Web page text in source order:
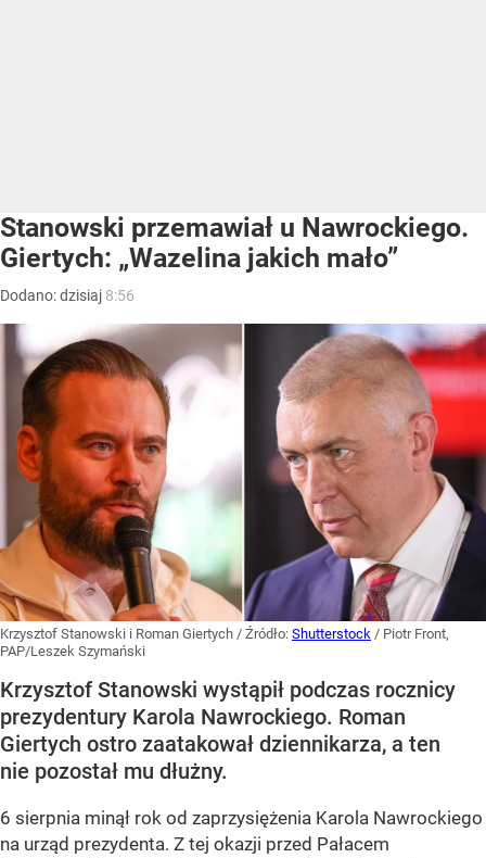
Stanowski przemawiał u Nawrockiego.
Giertych: „Wazelina jakich mało”
Dodano:dzisiaj 8:56
Krzysztof Stanowski i Roman Giertych / Źródło: Shutterstock / Piotr Front,
PAP/Leszek Szymański
Krzysztof Stanowski wystąpił podczas rocznicy
prezydentury Karola Nawrockiego. Roman
Giertych ostro zaatakował dziennikarza, a ten
nie pozostał mu dłużny.
6 sierpnia minął rok od zaprzysiężenia Karola Nawrockiego
na urząd prezydenta. Z tej okazji przed Pałacem